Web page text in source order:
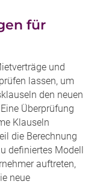
für
und
lassen, um
den neuen
Überprüfung
Klauseln
die Berechnung
definiertes Modell
auftreten,
neue